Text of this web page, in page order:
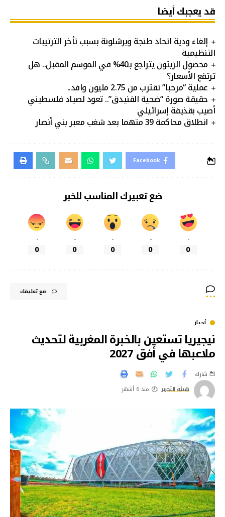
قد يعجبك أيضا
إلغاء ودية اتحاد طنجة وبرشلونة بسبب تأخر الترتيبات
التنظيمية
محصول الزيتون يتراجع بـ40% في الموسم المقبل.. هل
ترتفع الأسعار؟
عملية “مرحبا” تقترب من 2.75 مليون وافد..
حقيقة صورة “ضحية الفنيدق”.. تعود لصياد فلسطيني
أصيب بقذيفة إسرائيلي
انطلاق محاكمة 39 متهما بعد شغب معبر بني أنصار
Facebook
ضع تعبيرك المناسب للخبر
-
0
-
0
-
0
-
0
-
0
ضع تعليقك
أخبار
نيجيريا تستعين بالخبرة المغربية لتحديث
ملاعبها في أفق 2027
هيئة التحرير منذ 6 أشهر
شارك